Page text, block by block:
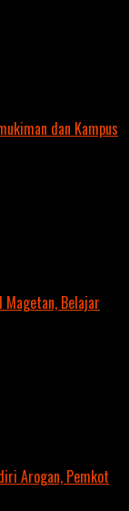
dan Kampus
Magetan, Belajar
Arogan, Pemkot